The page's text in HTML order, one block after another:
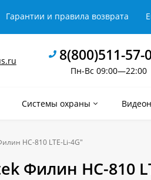
Гарантии и правила возврата
8(800)511-57-
Пн-Вс 09:00—22:00
Системы охраны
HC-810 LTE-Li-4G"
Филин HC-810